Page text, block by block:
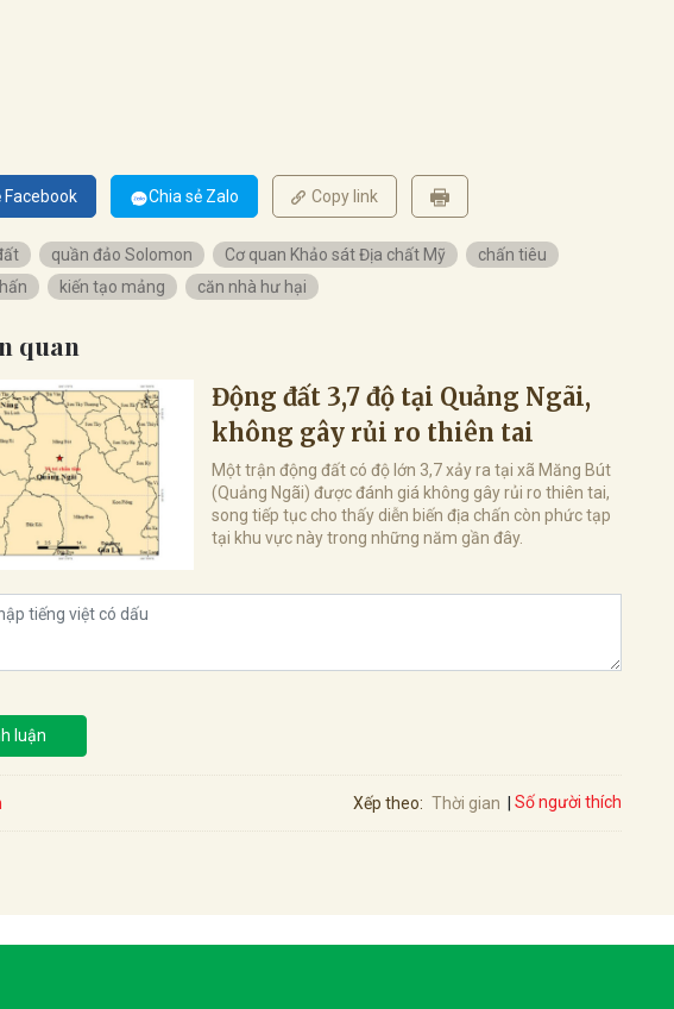
Facebook Chia sẻ Zalo Copy link
quần đảo Solomon Cơ quan Khảo sát Địa chất Mỹ
chấn tiêu
kiến tạo mảng căn nhà hư hại
quan
Động đất 3,7 độ tại Quảng Ngãi,
không gây rủi ro thiên tai
Một trận động đất có độ lớn 3,7 xảy ra tại xã Măng Bút
(Quảng Ngãi) được đánh giá không gây rủi ro thiên tai,
song tiếp tục cho thấy diễn biến địa chấn còn phức tạp
tại khu vực này trong những năm gần đây.
luận
Xếp theo: Thời gian Số người thích